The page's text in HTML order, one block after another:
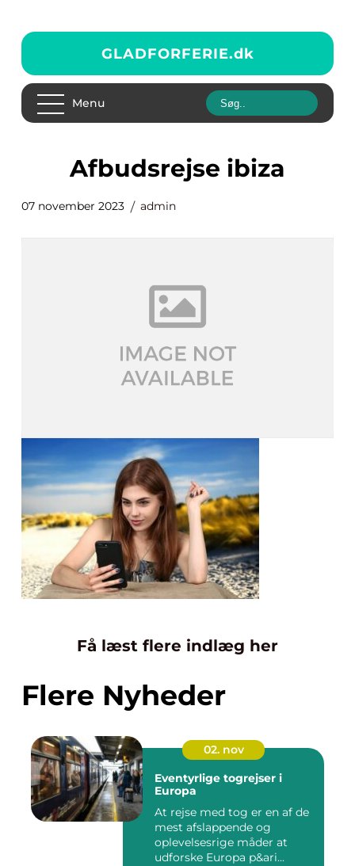
GLADFORFERIE.dk
Menu
afbudsrejse ibiza
07 november 2023 admin
Få læst flere indlæg her
Flere Nyheder
02. nov
Eventyrlige togrejser i
Europa
At rejse med tog er en af de
mest afslappende og
oplevelsesrige måder at
udforske Europa p&ari...